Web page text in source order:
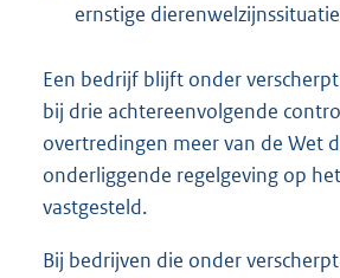
ernstige
Een bedrijf blijft onder
bij drie achtereenvolgende
overtredingen meer van de Wet
onderliggende regelgeving op
vastgesteld.
Bij bedrijven die onder